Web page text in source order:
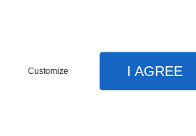
Customize I AGREE